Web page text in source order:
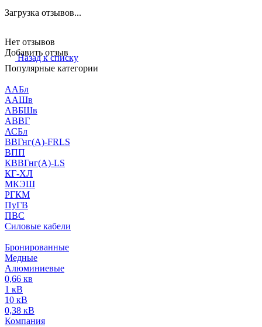
Загрузка отзывов...
Нет отзывов
Добавить отзыв
Назад к списку
Популярные категории
ААБл
ААШв
АВБШв
АВВГ
АСБл
ВВГнг(А)-FRLS
ВПП
КВВГнг(А)-LS
КГ-ХЛ
МКЭШ
РГКМ
ПуГВ
ПВС
Силовые кабели
Бронированные
Медные
Алюминиевые
0,66 кв
1 кВ
10 кВ
0,38 кВ
Компания